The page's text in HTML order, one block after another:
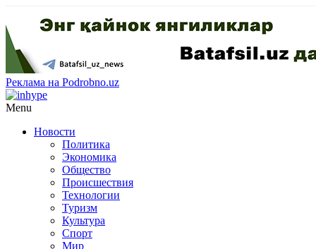
Реклама на Podrobno.uz
Menu
Новости
Политика
Экономика
Общество
Происшествия
Технологии
Туризм
Культура
Спорт
Мир